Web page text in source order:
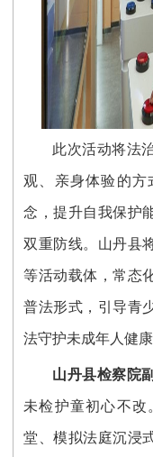
此次活动将法
观、亲身体验的方
念，提升自我保护
双重防线。山丹县
等活动载体，常态
普法形式，引导青
法守护未成年人健康
山丹县检察院
未检护童初心不
堂、模拟法庭沉浸